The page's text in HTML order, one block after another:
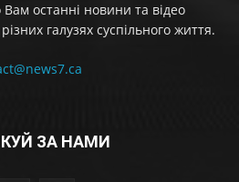
останні новини та відео
галузях суспільного життя.
ЗА НАМИ